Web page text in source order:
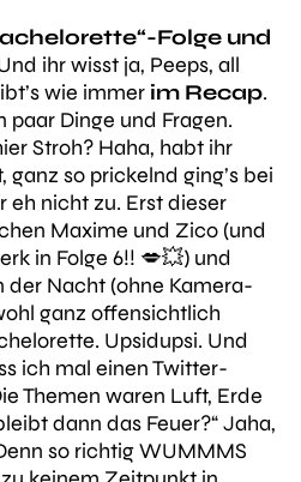
Folge und
ihr wisst ja, Peeps, all
wie immer im Recap.
paar Dinge und Fragen.
Stroh? Haha, habt ihr
so prickelnd ging’s bei
eh nicht zu. Erst dieser
Maxime und Zico (und
in Folge 6!! 💋💥) und
der Nacht (ohne Kamera-
ganz offensichtlich
Upsidupsi. Und
ich mal einen Twitter-
Themen waren Luft, Erde
dann das Feuer?“Jaha,
so richtig WUMMMS